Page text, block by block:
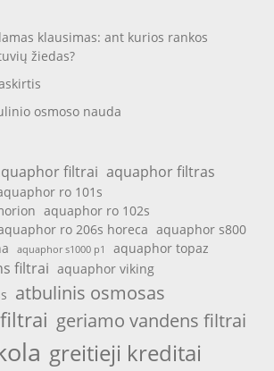
klausimas: ant kurios rankos
žiedas?
osmoso nauda
filtrai aquaphor filtras
ro 101s
aquaphor ro 102s
ro 206s horeca aquaphor s800
aquaphor s1000 p1 aquaphor topaz
filtrai aquaphor viking
atbulinis osmosas
filtrai geriamo vandens filtrai
greitieji kreditai